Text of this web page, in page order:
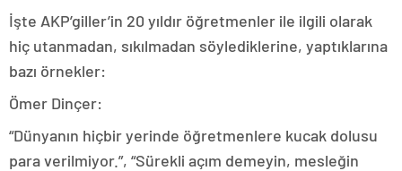
İşte AKP’giller’in 20 yıldır öğretmenler ile ilgili olarak
hiç utanmadan, sıkılmadan söylediklerine, yaptıklarına
bazı örnekler:
Ömer Dinçer:
“Dünyanın hiçbir yerinde öğretmenlere kucak dolusu
para verilmiyor.”, “Sürekli açım demeyin, mesleğin